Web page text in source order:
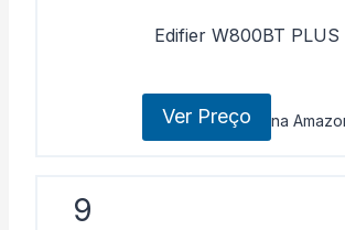
Edifier W800BT PLUS
Ver Preço na
9